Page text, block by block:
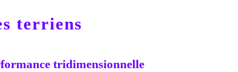
terriens
tridimensionnelle